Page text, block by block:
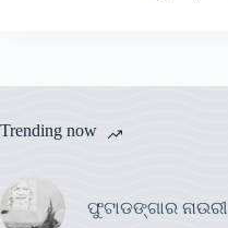
Trending now
ଫୁଟାଡଙ୍ଗାର ନାଉରୀ